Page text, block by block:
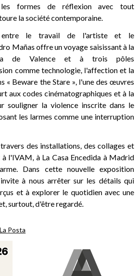
formes de réflexion avec tout
la société contemporaine.
entre le travail de l'artiste et le
Mañas offre un voyage saisissant à la
de Valence et à trois pôles
comme technologie, l'affection et la
« Beware the Stare », l'une des œuvres
aux codes cinématographiques et à la
souligner la violence inscrite dans le
les larmes comme une interruption
des installations, des collages et
l'IVAM, à La Casa Encedida à Madrid
Dans cette nouvelle exposition
à nous arrêter sur les détails qui
et à explorer le quotidien avec une
surtout, d'être regardé.
Posta